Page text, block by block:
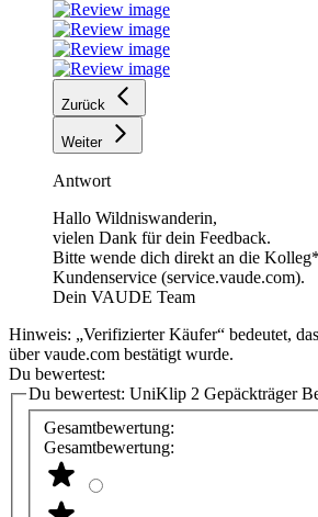
Zurück
Weiter
Antwort
Hallo Wildniswanderin,
vielen Dank für dein Feedback.
Bitte wende dich direkt an die
Kundenservice (service.vaude.com).
Dein VAUDE Team
Hinweis: „Verifizierter Käufer“ bedeutet,
über vaude.com bestätigt wurde.
Du bewertest:
Du bewertest: UniKlip 2 Gepäckträger
Gesamtbewertung:
Gesamtbewertung: